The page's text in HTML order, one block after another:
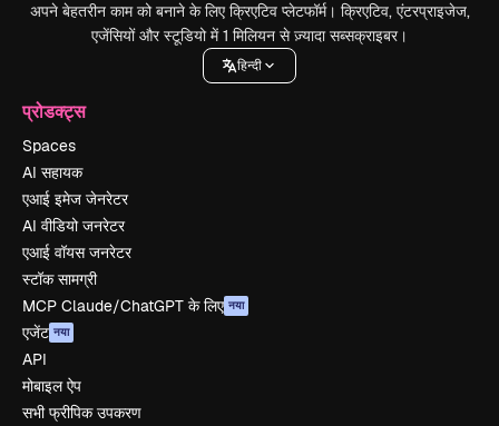
अपने बेहतरीन काम को बनाने के लिए क्रिएटिव प्लेटफॉर्म। क्रिएटिव, एंटरप्राइजेज,
एजेंसियों और स्टूडियो में 1 मिलियन से ज़्यादा सब्सक्राइबर।
हिन्दी
प्रोडक्ट्स
Spaces
AI सहायक
एआई इमेज जेनरेटर
AI वीडियो जनरेटर
एआई वॉयस जनरेटर
स्टॉक सामग्री
MCP Claude/ChatGPT के लिए नया
एजेंट नया
API
मोबाइल ऐप
सभी फ्रीपिक उपकरण